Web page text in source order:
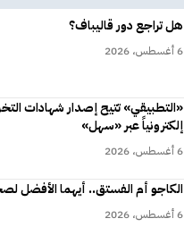
هل تراجع دور قاليباف؟
6 أغسطس، 2026
«التطبيقي» تتيح إصدار شهادات
إلكترونياً عبر «سهل»
6 أغسطس، 2026
الكاجو أم الفستق.. أيهما الأفضل
6 أغسطس، 2026